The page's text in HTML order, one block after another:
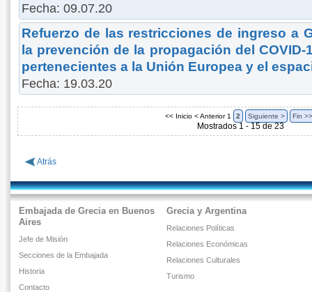
Fecha: 09.07.20
Refuerzo de las restricciones de ingreso a
la prevención de la propagación del
pertenecientes a la Unión Europea y el
Fecha: 19.03.20
<< Inicio < Anterior 1 2 Siguiente > Fin >>
Mostrados 1 - 15 de 23
Atrás
Embajada de Grecia en Buenos
Aires
Jefe de Misión
Secciones de la Embajada
Historia
Contacto
Grecia y Argentina
Relaciones Políticas
Relaciones Económicas
Relaciones Culturales
Turismo